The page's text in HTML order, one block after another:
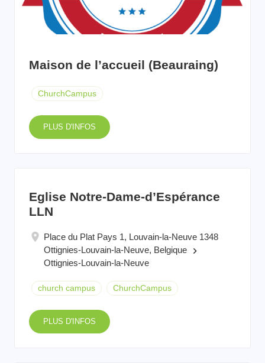
Maison de l’accueil (Beauraing)
ChurchCampus
PLUS D'INFOS
Eglise Notre-Dame-d’Espérance
LLN
Place du Plat Pays 1, Louvain-la-Neuve 1348
Ottignies-Louvain-la-Neuve, Belgique
keyboard_arrow_right
Ottignies-Louvain-la-Neuve
church campus ChurchCampus
PLUS D'INFOS